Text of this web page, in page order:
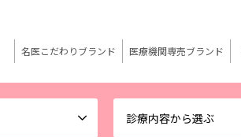
診療内容から選ぶ
名医こだわりブランド 医療機関専売ブランド